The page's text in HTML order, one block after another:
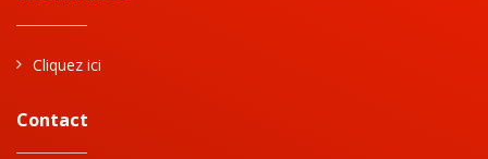
Cliquez ici
Contact